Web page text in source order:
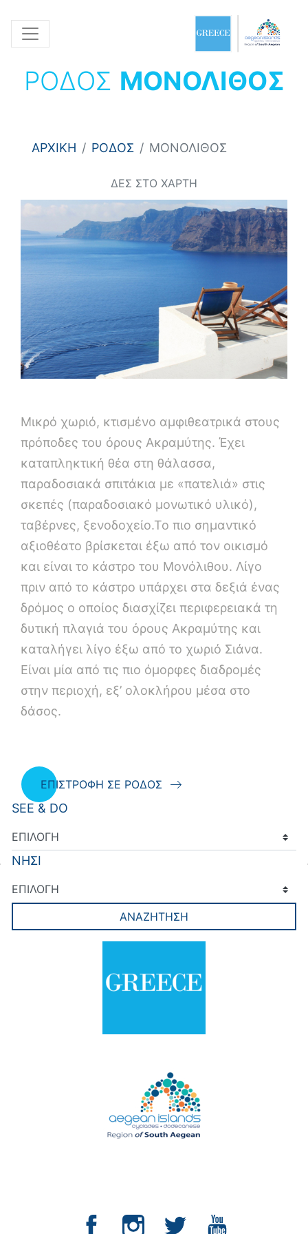
ΡΟΔΟΣ ΜΟΝΟΛΙΘΟΣ
ΑΡΧΙΚΗ ΡΟΔΟΣ ΜΟΝΟΛΙΘΟΣ
ΔΕΣ ΣΤΟ ΧΑΡΤΗ
Μικρό χωριό, κτισμένο αμφιθεατρικά στους
πρόποδες του όρους Ακραμύτης. Έχει
καταπληκτική θέα στη θάλασσα,
παραδοσιακά σπιτάκια με «πατελιά» στις
σκεπές (παραδοσιακό μονωτικό υλικό),
ταβέρνες, ξενοδοχείο.Το πιο σημαντικό
αξιοθέατο βρίσκεται έξω από τον οικισμό
και είναι το κάστρο του Μονόλιθου. Λίγο
πριν από το κάστρο υπάρχει στα δεξιά ένας
δρόμος ο οποίος διασχίζει περιφερειακά τη
δυτική πλαγιά του όρους Ακραμύτης και
καταλήγει λίγο έξω από το χωριό Σιάνα.
Είναι μία από τις πιο όμορφες διαδρομές
στην περιοχή, εξ’ ολοκλήρου μέσα στο
δάσος.
ΕΠΙΣΤΡΟΦΗ ΣΕ ΡΟΔΟΣ
SEE & DO
ΝΗΣΙ